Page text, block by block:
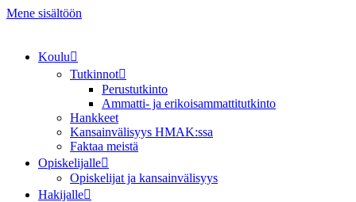
Mene sisältöön
Koulu
Tutkinnot
Perustutkinto
Ammatti- ja erikoisammattitutkinto
Hankkeet
Kansainvälisyys HMAK:ssa
Faktaa meistä
Opiskelijalle
Opiskelijat ja kansainvälisyys
Hakijalle